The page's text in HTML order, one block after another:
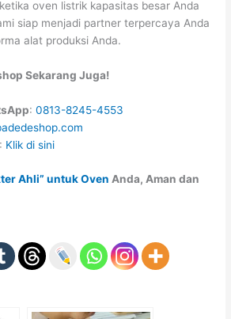
oven listrik kapasitas besar Anda
siap menjadi partner terpercaya Anda
alat produksi Anda.
Sekarang Juga!
:0813-8245-4553
: Klik di sini
Ahli” untuk Oven Anda, Aman dan